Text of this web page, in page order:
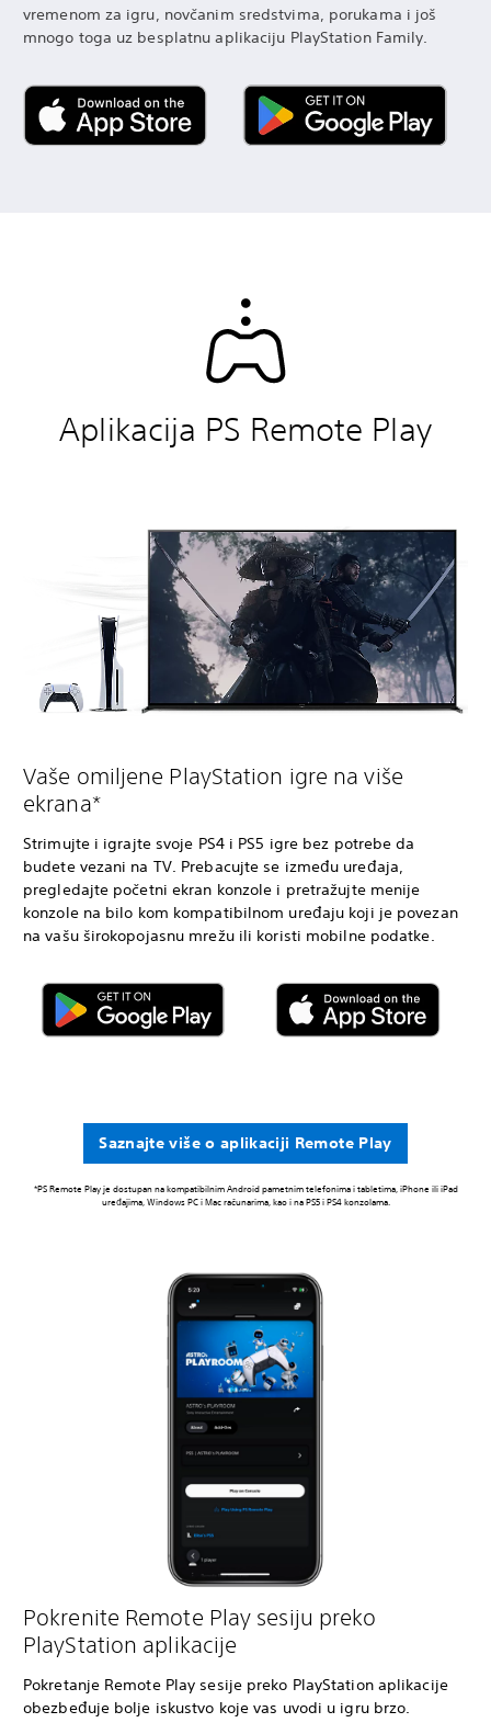
vremenom za igru, novčanim sredstvima, porukama i još
mnogo toga uz besplatnu aplikaciju PlayStation Family.
Aplikacija PS Remote Play
Vaše omiljene PlayStation igre na više
ekrana*
Strimujte i igrajte svoje PS4 i PS5 igre bez potrebe da
budete vezani na TV. Prebacujte se između uređaja,
pregledajte početni ekran konzole i pretražujte menije
konzole na bilo kom kompatibilnom uređaju koji je povezan
na vašu širokopojasnu mrežu ili koristi mobilne podatke.
Saznajte više o aplikaciji Remote Play
*PS Remote Play je dostupan na kompatibilnim Android pametnim telefonima i tabletima, iPhone ili iPad
uređajima, Windows PC i Mac računarima, kao i na PS5 i PS4 konzolama.
Pokrenite Remote Play sesiju preko
PlayStation aplikacije
Pokretanje Remote Play sesije preko PlayStation aplikacije
obezbeđuje bolje iskustvo koje vas uvodi u igru brzo.